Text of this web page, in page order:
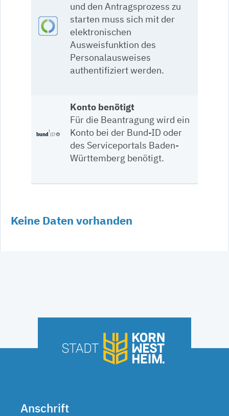
und den Antragsprozess zu
starten muss sich mit der
elektronischen
Ausweisfunktion des
Personalausweises
authentifiziert werden.
Konto benötigt
Für die Beantragung wird ein
Konto bei der Bund-ID oder
des Serviceportals Baden-
Württemberg benötigt.
Keine Daten vorhanden
Anschrift